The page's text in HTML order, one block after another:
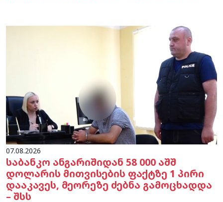
07.08.2026
საბანკო ანგარიშიდან 58 000 აშშ
დოლარის მითვისების ფაქტზე 1 პირი
დააკავეს, მეორეზე ძებნა გამოცხადდა
– შსს